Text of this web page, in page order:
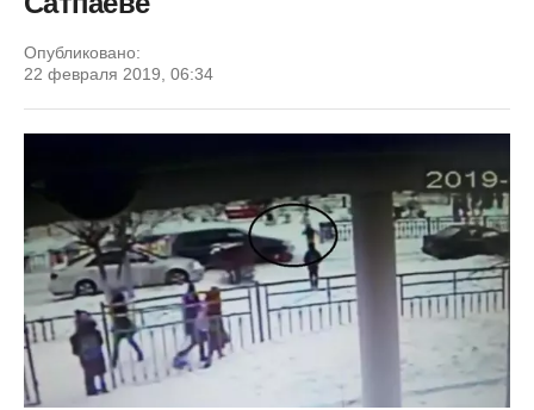
Опубликовано:
22 февраля 2019, 06:34